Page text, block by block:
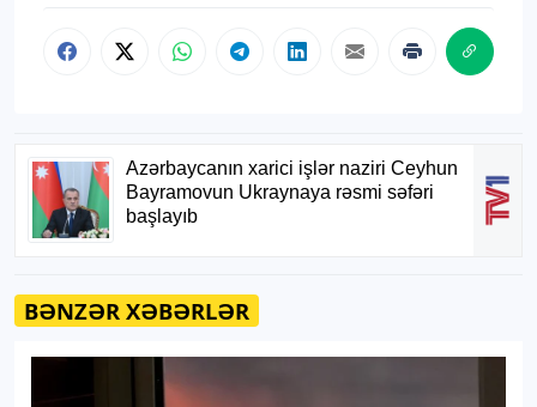
BƏNZƏR XƏBƏRLƏR